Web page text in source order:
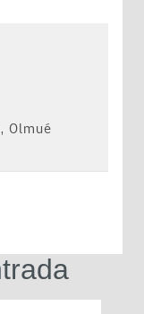
Olmué